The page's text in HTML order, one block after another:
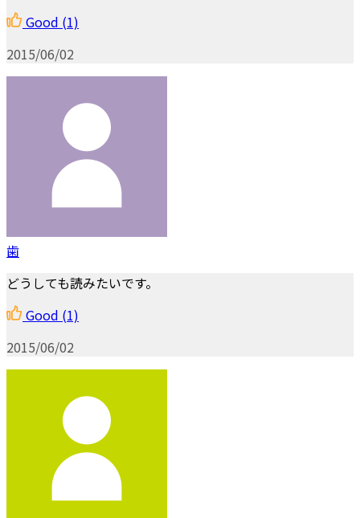
Good (1)
2015/06/02
歯
どうしても読みたいです。
Good (1)
2015/06/02